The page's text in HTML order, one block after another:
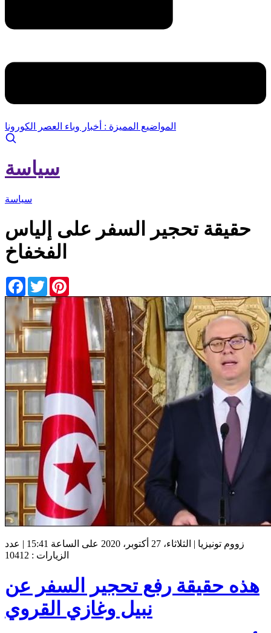
المواضيع المميزة : أخبار وباء العصر الكورونا
سياسة
سياسة
حقيقة تحجير السفر على إلياس
الفخفاخ
Facebook
Twitter
زووم تونيزيا | الثلاثاء، 27 أكتوبر، 2020 على الساعة 15:41 | عدد
الزيارات : 10412
هذه حقيقة رفع تحجير السفر عن
نبيل وغازي القروي